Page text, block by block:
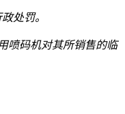
处罚。
喷码机对其所销售的临